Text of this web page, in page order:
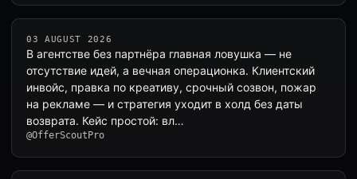
03 AUGUST 2026
В агентстве без партнёра главная ловушка — не
отсутствие идей, а вечная операционка. Клиентский
инвойс, правка по креативу, срочный созвон, пожар
на рекламе — и стратегия уходит в холд без даты
возврата. Кейс простой: вл…
@OfferScoutPro